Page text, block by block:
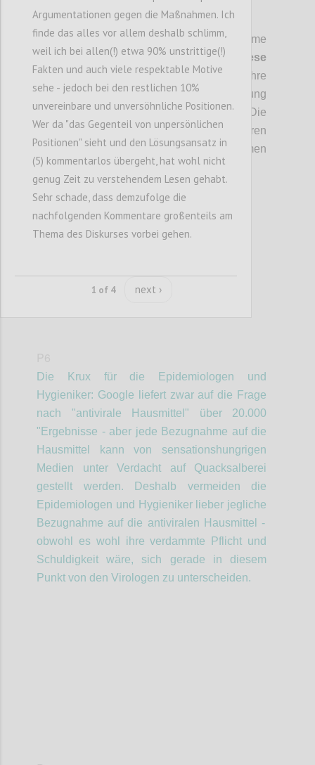
P5
Es sind zwar viele antiviral wirksame
Naturstoffe und "Hausmittel" bekannt.
Diese
sind jedoch nicht zu empfehlen, da ihre
Wirkung unsicher ist und ihre Anwendung
eine trügerische Sicherheit verspricht. Die
Folge kann Unterschätzung von Gefahren
und Verzögerung helfender Maßnahmen
sein.
Die Krux für die Epidemiologen und
Hygieniker: Google liefert zwar auf die Frage
nach "antivirale Hausmittel" über 20.000
"Ergebnisse - aber jede Bezugnahme auf die
Hausmittel kann von sensationshungrigen
Medien unter Verdacht auf Quacksalberei
gestellt werden. Deshalb vermeiden die
Epidemiologen und Hygieniker lieber jegliche
Bezugnahme auf die antiviralen Hausmittel -
obwohl es wohl
ihre verdammte Pflicht und
Schuldigkeit wäre, sich gerade in diesem
Punkt von den Virologen zu unterscheiden.
Argumentationen gegen die Maßnahmen. Ich
finde das alles vor allem deshalb schlimm,
weil ich bei allen(!) etwa 90% unstrittige(!)
Fakten und auch viele respektable Motive
sehe - jedoch bei den restlichen 10%
unvereinbare und unversöhnliche Positionen.
Wer da "das Gegenteil von unpersönlichen
Positionen" sieht und den Lösungsansatz in
(5) kommentarlos übergeht, hat wohl nicht
genug Zeit zu verstehendem Lesen gehabt.
Sehr schade, dass demzufolge die
nachfolgenden Kommentare großenteils am
Thema des Diskurses vorbei gehen.
1 of 4 next ›